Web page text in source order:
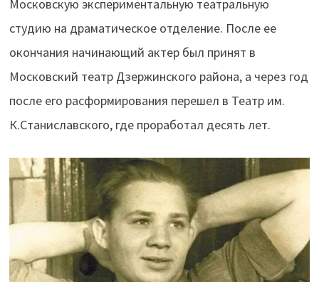
Московскую экспериментальную театральную
студию на драматическое отделение. После ее
окончания начинающий актер был принят в
Московский театр Дзержинского района, а через год
после его расформирования перешел в Театр им.
К.Станиславского, где проработал десять лет.